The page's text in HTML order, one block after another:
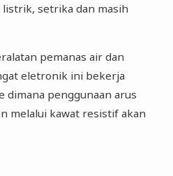
setrika dan masih
pemanas air dan
eletronik ini bekerja
dimana penggunaan arus
melalui kawat resistif akan